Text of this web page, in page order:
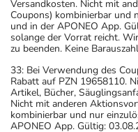
Versandkosten. Nicht mit
Coupons) kombinierbar und
und in der APONEO App.
solange der Vorrat reicht.
zu beenden. Keine
33: Bei Verwendung des
Rabatt auf PZN 19658110.
Artikel, Bücher,
Nicht mit anderen
kombinierbar und nur
APONEO App. Gültig: